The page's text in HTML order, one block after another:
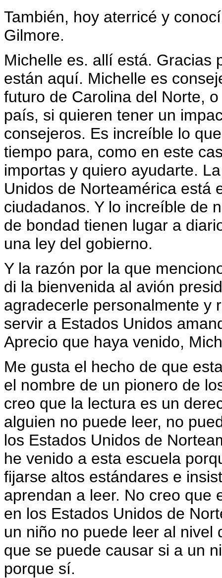
También, hoy aterricé y
Gilmore.
Michelle es. allí está. Gracias
están aquí. Michelle es
futuro de Carolina del Norte,
país, si quieren tener un
consejeros. Es increíble lo
tiempo para, como en este
importas y quiero ayudarte.
Unidos de Norteamérica está
ciudadanos. Y lo increíble de
de bondad tienen lugar a
una ley del gobierno.
Y la razón por la que
di la bienvenida al avión
agradecerle personalmente y
servir a Estados Unidos
Aprecio que haya venido,
Me gusta el hecho de que
el nombre de un pionero de
creo que la lectura es un
alguien no puede leer, no
los Estados Unidos de
he venido a esta escuela
fijarse altos estándares e
aprendan a leer. No creo que
en los Estados Unidos de
un niño no puede leer al nivel
que se puede causar si a un
porque sí.